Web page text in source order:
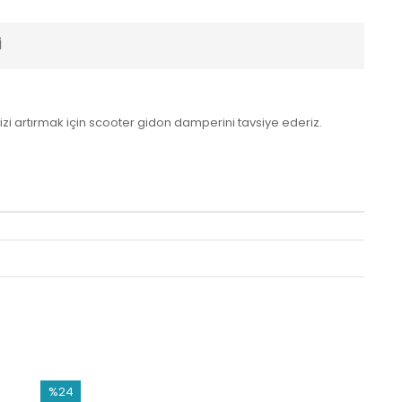
artırmak için scooter gidon damperini tavsiye ederiz.
%24